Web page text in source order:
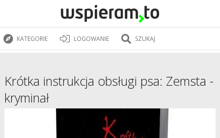
KATEGORIE LOGOWANIE SZUKAJ
Krótka instrukcja obsługi psa: Zemsta -
kryminał